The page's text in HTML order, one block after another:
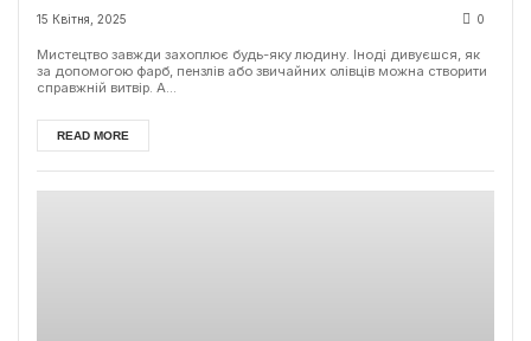
15 Квітня, 2025 0
Мистецтво завжди захоплює будь-яку людину. Іноді дивуєшся, як
за допомогою фарб, пензлів або звичайних олівців можна створити
справжній витвір. А...
READ MORE